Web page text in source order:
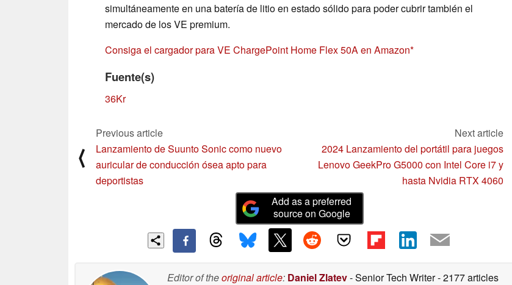
simultáneamente en una batería de litio en estado sólido para poder cubrir también el
mercado de los VE premium.
Consiga el cargador para VE ChargePoint Home Flex 50A en Amazon
Fuente(s)
36Kr
⟨
Previous article
Lanzamiento de Suunto Sonic como nuevo
auricular de conducción ósea apto para
deportistas
Next article
2024 Lanzamiento del portátil para juegos
Lenovo GeekPro G5000 con Intel Core i7 y
hasta Nvidia RTX 4060
Add as a preferred
source on Google
Editor of theoriginal article: Daniel Zlatev- Senior Tech Writer- 2177 articles